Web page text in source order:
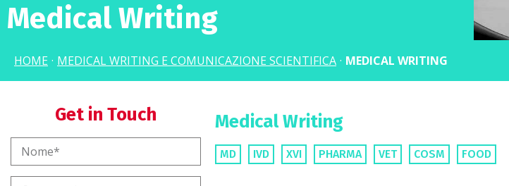
Medical Writing
HOME · MEDICAL WRITING E COMUNICAZIONE SCIENTIFICA · MEDICAL WRITING
Get in Touch Medical Writing
MD IVD XVI PHARMA VET COSM FOOD